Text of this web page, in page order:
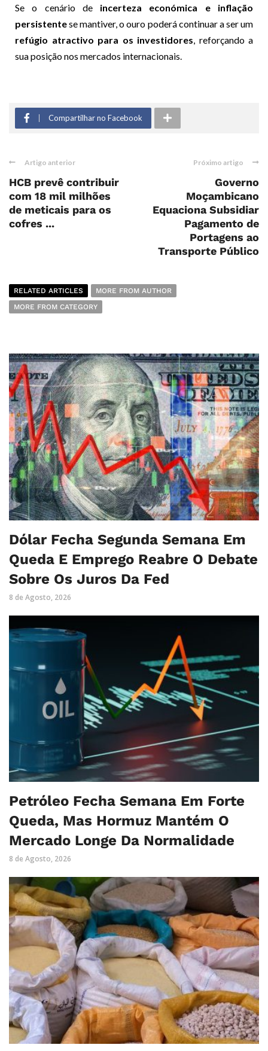
Se o cenário de incerteza económica e inflação
persistentese mantiver, o ouro poderá continuar a ser um
refúgio atractivo para os investidores, reforçando a
sua posição nos mercados internacionais.
Compartilhar no Facebook
Artigo anterior
HCB prevê contribuir
com 18 mil milhões
de meticais para os
cofres ...
Próximo artigo
Governo
Moçambicano
Equaciona Subsidiar
Pagamento de
Portagens ao
Transporte Público
RELATED ARTICLES
MORE FROM AUTHOR
MORE FROM CATEGORY
Dólar Fecha Segunda Semana Em
Queda E Emprego Reabre O Debate
Sobre Os Juros Da Fed
8 de Agosto, 2026
Petróleo Fecha Semana Em Forte
Queda, Mas Hormuz Mantém O
Mercado Longe Da Normalidade
8 de Agosto, 2026